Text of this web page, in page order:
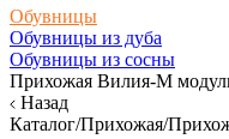
Обувницы
Обувницы из дуба
Обувницы из сосны
Прихожая Вилия-М
Назад
Каталог/Прихожая/